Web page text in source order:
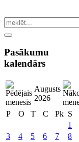
Pasākumu
kalendārs
Augusts
2026
P
O T C Pk S
1
3
4 5 6 7 8